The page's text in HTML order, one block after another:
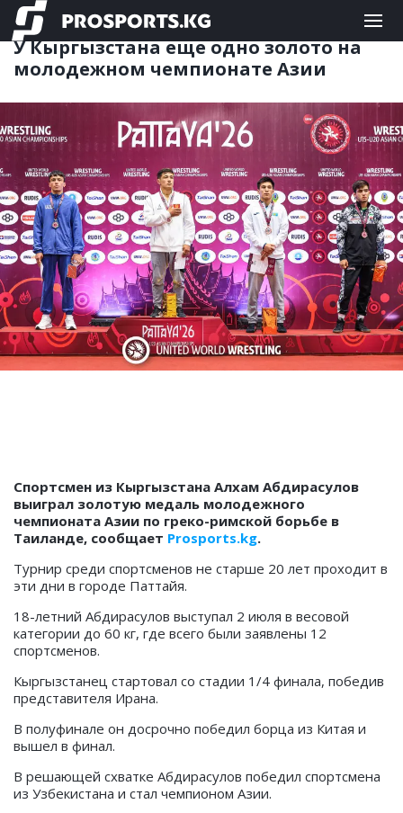
ЕДИНОБОРСТВА 03.07.2026 12:39
У Кыргызстана еще одно золото на
молодежном чемпионате Азии
Спортсмен из Кыргызстана Алхам Абдирасулов
выиграл золотую медаль молодежного
чемпионата Азии по греко-римской борьбе в
Таиланде, сообщает Prosports.kg.
Турнир среди спортсменов не старше 20 лет проходит в
эти дни в городе Паттайя.
18-летний Абдирасулов выступал 2 июля в весовой
категории до 60 кг, где всего были заявлены 12
спортсменов.
Кыргызстанец стартовал со стадии 1/4 финала, победив
представителя Ирана.
В полуфинале он досрочно победил борца из Китая и
вышел в финал.
В решающей схватке Абдирасулов победил спортсмена
из Узбекистана и стал чемпионом Азии.